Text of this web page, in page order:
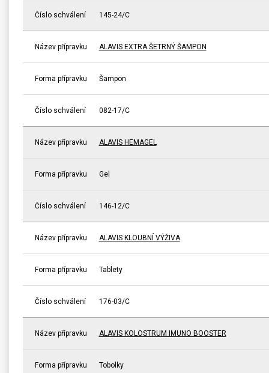
Číslo schválení 145-24/C
Název přípravku ALAVIS EXTRA ŠETRNÝ ŠAMPON
Forma přípravku Šampon
Číslo schválení 082-17/C
Název přípravku ALAVIS HEMAGEL
Forma přípravku Gel
Číslo schválení 146-12/C
Název přípravku ALAVIS KLOUBNÍ VÝŽIVA
Forma přípravku Tablety
Číslo schválení 176-03/C
Název přípravku ALAVIS KOLOSTRUM IMUNO BOOSTER
Forma přípravku Tobolky